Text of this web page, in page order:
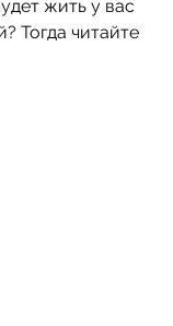
жить у вас
Тогда читайте